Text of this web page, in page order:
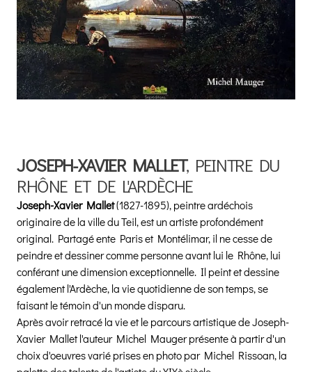
JOSEPH-XAVIER MALLET, PEINTRE DU
RHÔNE ET DE L'ARDÈCHE
Joseph-Xavier Mallet(1827-1895), peintre ardéchois
originaire de la ville du Teil, est un artiste profondément
original. Partagé ente Paris et Montélimar, il ne cesse de
peindre et dessiner comme personne avant lui le Rhône, lui
conférant une dimension exceptionnelle. Il peint et dessine
également l'Ardèche, la vie quotidienne de son temps, se
faisant le témoin d'un monde disparu.
Après avoir retracé la vie et le parcours artistique de Joseph-
Xavier Mallet l'auteur Michel Mauger présente à partir d'un
choix d'oeuvres varié prises en photo par Michel Rissoan, la